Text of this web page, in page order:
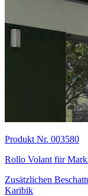
Produkt Nr. 003580
Rollo Volant für
Zusätzlichen
Karibik